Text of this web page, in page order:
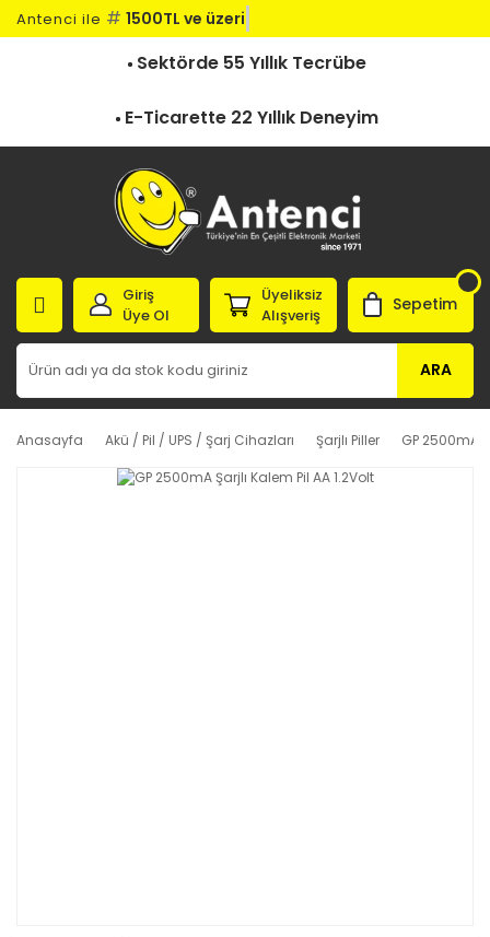
Antenci ile # 1500TL ve üzeri
Sektörde 55 Yıllık Tecrübe
E-Ticarette 22 Yıllık Deneyim
ARA
Giriş
Üye Ol
Üyeliksiz
Alışveriş
Sepetim
Anasayfa Akü / Pil / UPS / Şarj Cihazları Şarjlı Piller GP 2500mA